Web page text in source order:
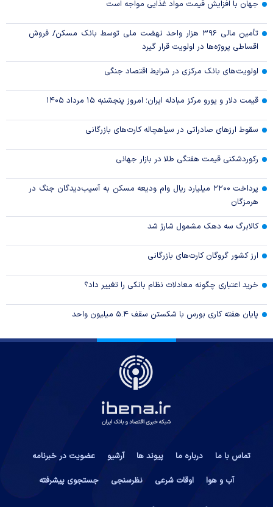
جهان با افزایش قیمت مواد غذایی مواجه است
تأمین مالی ۳۹۶ هزار واحد نهضت ملی توسط بانک مسکن/ فروش
اقساطی پروژه‌ها در اولویت قرار گیرد
اولویت‌های بانک مرکزی در شرایط اقتصاد جنگی
قیمت دلار و یورو مرکز مبادله ایران؛ امروز پنجشنبه ۱۵ مرداد ۱۴۰۵
سقوط ارزهای صادراتی در سیاهچاله کارت‌های بازرگانی
رکوردشکنی قیمت هفتگی طلا در بازار‌ جهانی
پرداخت ۲۲۰۰ میلیارد ریال وام ودیعه مسکن به آسیب‌دیدگان جنگ در
هرمزگان
کالابرگ سه دهک مشمول شارژ شد
ارز کشور گروگان کارت‌های بازرگانی
خرید اعتباری چگونه معادلات نظام بانکی را تغییر داد؟
پایان هفته کاری بورس با شکستن سقف ۵.۴ میلیون واحد
تماس با ما درباره ما پیوند ها آرشیو
عضویت در خبرنامه
آب و هوا
اوقات شرعی نظرسنجی جستجوی پیشرفته